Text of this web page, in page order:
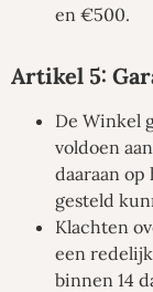
en €500.
Artikel 5:
De Winkel
voldoen
daaraan
gesteld
Klachten
een
binnen 14